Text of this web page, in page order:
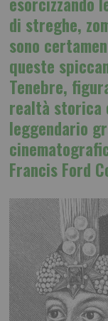
di streghe,
sono
queste
Tenebre,
realtà storica
leggendario
Francis Ford